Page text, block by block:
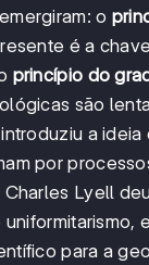
o
é a
princípio do
são
a ideia
por
Lyell
para a